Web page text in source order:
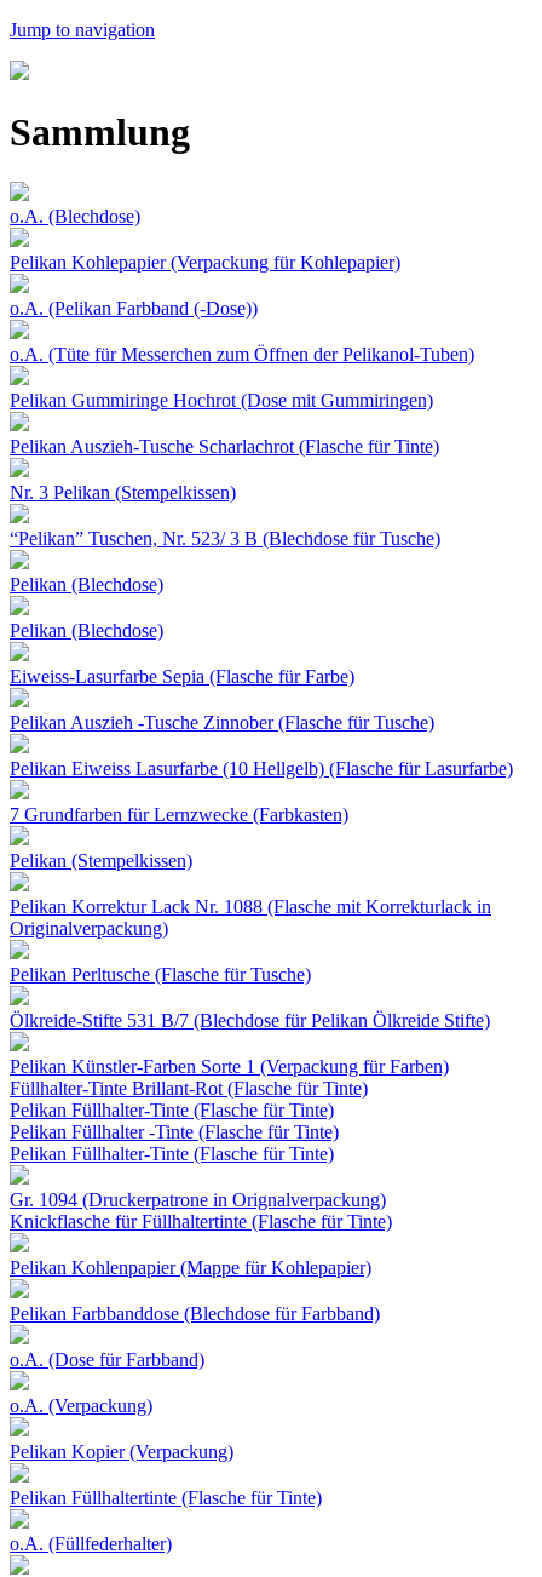
Jump to navigation
Sammlung
o.A. (Blechdose)
Pelikan Kohlepapier (Verpackung für Kohlepapier)
o.A. (Pelikan Farbband (-Dose))
o.A. (Tüte für Messerchen zum Öffnen der Pelikanol-Tuben)
Pelikan Gummiringe Hochrot (Dose mit Gummiringen)
Pelikan Auszieh-Tusche Scharlachrot (Flasche für Tinte)
Nr. 3 Pelikan (Stempelkissen)
“Pelikan” Tuschen, Nr. 523/ 3 B (Blechdose für Tusche)
Pelikan (Blechdose)
Pelikan (Blechdose)
Eiweiss-Lasurfarbe Sepia (Flasche für Farbe)
Pelikan Auszieh -Tusche Zinnober (Flasche für Tusche)
Pelikan Eiweiss Lasurfarbe (10 Hellgelb) (Flasche für Lasurfarbe)
7 Grundfarben für Lernzwecke (Farbkasten)
Pelikan (Stempelkissen)
Pelikan Korrektur Lack Nr. 1088 (Flasche mit Korrekturlack in
Originalverpackung)
Pelikan Perltusche (Flasche für Tusche)
Ölkreide-Stifte 531 B/7 (Blechdose für Pelikan Ölkreide Stifte)
Pelikan Künstler-Farben Sorte 1 (Verpackung für Farben)
Füllhalter-Tinte Brillant-Rot (Flasche für Tinte)
Pelikan Füllhalter-Tinte (Flasche für Tinte)
Pelikan Füllhalter -Tinte (Flasche für Tinte)
Pelikan Füllhalter-Tinte (Flasche für Tinte)
Gr. 1094 (Druckerpatrone in Orignalverpackung)
Knickflasche für Füllhaltertinte (Flasche für Tinte)
Pelikan Kohlenpapier (Mappe für Kohlepapier)
Pelikan Farbbanddose (Blechdose für Farbband)
o.A. (Dose für Farbband)
o.A. (Verpackung)
Pelikan Kopier (Verpackung)
Pelikan Füllhaltertinte (Flasche für Tinte)
o.A. (Füllfederhalter)